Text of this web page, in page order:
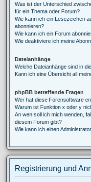
Was ist der Unterschied
für ein Thema oder Forum?
Wie kann ich ein Lesezeichen
abonnieren?
Wie kann ich ein Forum
Wie deaktiviere ich meine
Dateianhänge
Welche Dateianhänge sind in
Kann ich eine Übersicht all
phpBB betreffende Fragen
Wer hat diese Forensoftware
Warum ist Funktion x oder y
An wen soll ich mich wenden,
diesem Forum gibt?
Wie kann ich einen
Registrierung und